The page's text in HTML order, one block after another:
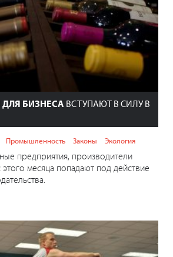
БИЗНЕСА ВСТУПАЮТ В СИЛУ В
Промышленность Законы Экология
предприятия, производители
этого месяца попадают под действие